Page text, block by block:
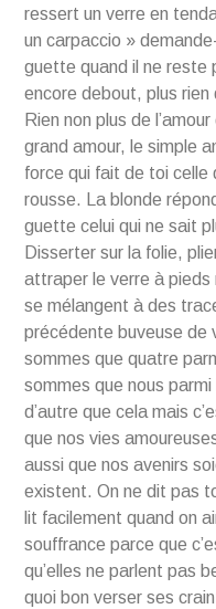
ressert un verre en
un carpaccio »
guette quand il ne reste
encore debout, plus rien
Rien non plus de
grand amour, le simple
force qui fait de toi celle
rousse. La blonde
guette celui qui ne sait
Disserter sur la folie,
attraper le verre à
se mélangent à des
précédente buveuse de
sommes que quatre
sommes que nous
d’autre que cela mais
que nos vies
aussi que nos avenirs
existent. On ne dit pas
lit facilement quand on
souffrance parce que
qu’elles ne parlent pas
quoi bon verser ses